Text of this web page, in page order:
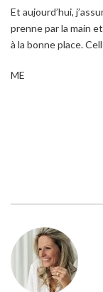
Et aujourd’hui,
prenne par la main
à la bonne place.
ME